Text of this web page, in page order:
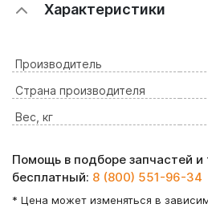
Характеристики
Производитель
Страна производителя
Вес, кг
Помощь в подборе запчастей и
бесплатный: 8 (800) 551-96-34
* Цена может изменяться в